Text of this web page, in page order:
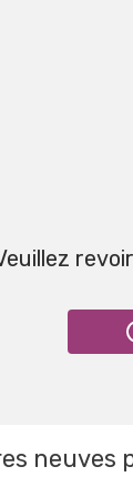
neuves